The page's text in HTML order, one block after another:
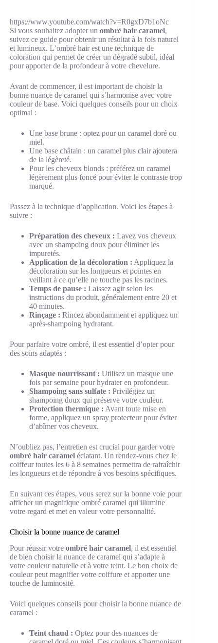
https://www.youtube.com/watch?v=R0gxD7b1oNc
Si vous souhaitez adopter un ombré hair caramel,
suivez ce guide pour obtenir un résultat à la fois naturel
et lumineux. L’ombré hair est une technique de
coloration qui permet de créer un dégradé subtil, idéal
pour apporter de la profondeur à votre chevelure.
Avant de commencer, il est important de choisir la
bonne nuance de caramel qui s’harmonise avec votre
couleur de base. Voici quelques conseils pour un choix
optimal :
Une base brune : optez pour un caramel doré ou
miel.
Une base châtain : un caramel plus clair ajoutera
de la légèreté.
Pour les cheveux blonds : préférez un caramel
légèrement plus foncé pour éviter le contraste trop
marqué.
Passez à la technique d’application. Voici les étapes à
suivre :
Préparation des cheveux : Lavez vos cheveux
avec un shampoing doux pour éliminer les
impuretés.
Application de la décoloration : Appliquez la
décoloration sur les longueurs et pointes en
veillant à ce qu’elle ne touche pas les racines.
Temps de pause : Laissez agir selon les
instructions du produit, généralement entre 20 et
40 minutes.
Rinçage : Rincez abondamment et appliquez un
après-shampoing hydratant.
Pour parfaire votre ombré, il est essentiel d’opter pour
des soins adaptés :
Masque nourrissant : Utilisez un masque une
fois par semaine pour hydrater en profondeur.
Shampoing sans sulfate : Privilégiez un
shampoing doux qui préserve votre couleur.
Protection thermique : Avant toute mise en
forme, appliquez un spray protecteur pour éviter
d’abîmer vos cheveux.
N’oubliez pas, l’entretien est crucial pour garder votre
ombré hair caramel éclatant. Un rendez-vous chez le
coiffeur toutes les 6 à 8 semaines permettra de rafraîchir
les longueurs et de répondre à vos besoins spécifiques.
En suivant ces étapes, vous serez sur la bonne voie pour
afficher un magnifique ombré caramel qui illumine
votre regard et met en valeur votre personnalité.
Choisir la bonne nuance de caramel
Pour réussir votre ombré hair caramel, il est essentiel
de bien choisir la nuance de caramel qui s’adapte à
votre couleur naturelle et à votre teint. Le bon choix de
couleur peut magnifier votre coiffure et apporter une
touche de luminosité.
Voici quelques conseils pour choisir la bonne nuance de
caramel :
Teint chaud : Optez pour des nuances de